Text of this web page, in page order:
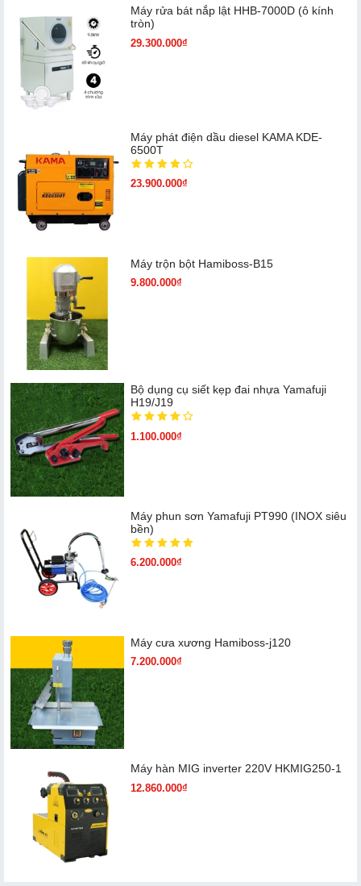
Máy rửa bát nắp lật HHB-7000D (ô kính
tròn)
29.300.000₫
Máy phát điện dầu diesel KAMA KDE-
6500T
23.900.000₫
Máy trộn bột Hamiboss-B15
9.800.000₫
Bộ dụng cụ siết kẹp đai nhựa Yamafuji
H19/J19
1.100.000₫
Máy phun sơn Yamafuji PT990 (INOX siêu
bền)
6.200.000₫
Máy cưa xương Hamiboss-j120
7.200.000₫
Máy hàn MIG inverter 220V HKMIG250-1
12.860.000₫